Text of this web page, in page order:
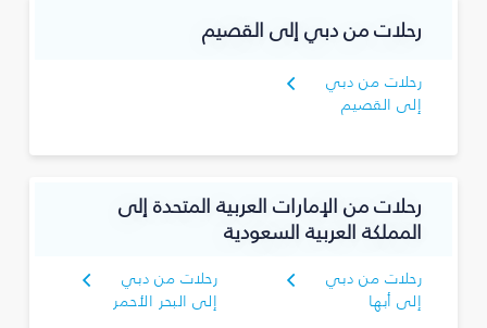
رحلات من دبي إلى القصيم
رحلات من دبي
إلى القصيم
رحلات من الإمارات العربية المتحدة إلى
المملكة العربية السعودية
رحلات من دبي
إلى أبها
رحلات من دبي
إلى البحر الأحمر